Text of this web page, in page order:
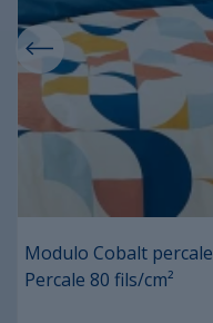
Modulo Cobalt percale
Percale 80 fils/cm²